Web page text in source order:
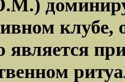
клубе,
является